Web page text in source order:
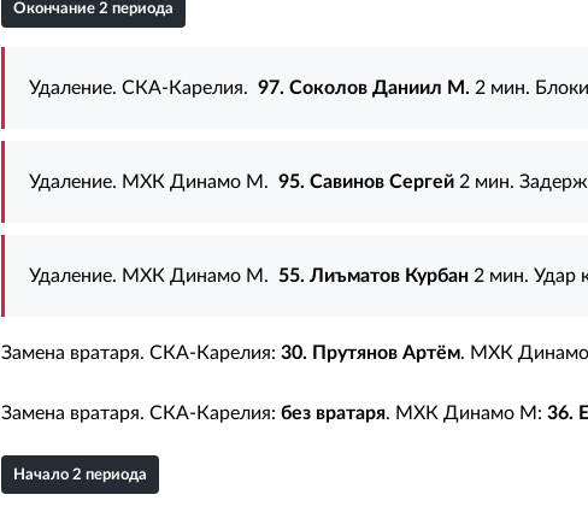
Окончание 2 периода
Удаление. СКА-Карелия. 97. Соколов Даниил М. 2 мин.
Удаление. МХК Динамо М. 95. Савинов Сергей2 мин.
Удаление. МХК Динамо М. 55. Лиъматов Курбан2 мин. Удар
Замена вратаря. СКА-Карелия: 30. Прутянов Артём. МХК
Замена вратаря. СКА-Карелия: без вратаря. МХК Динамо М: 36.
Начало 2 периода